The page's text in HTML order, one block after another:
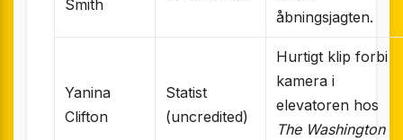
Smith
åbningsjagten.
Yanina
Clifton
Statist
(uncredited)
Hurtigt klip forbi
kamera i
elevatoren hos
The Washington